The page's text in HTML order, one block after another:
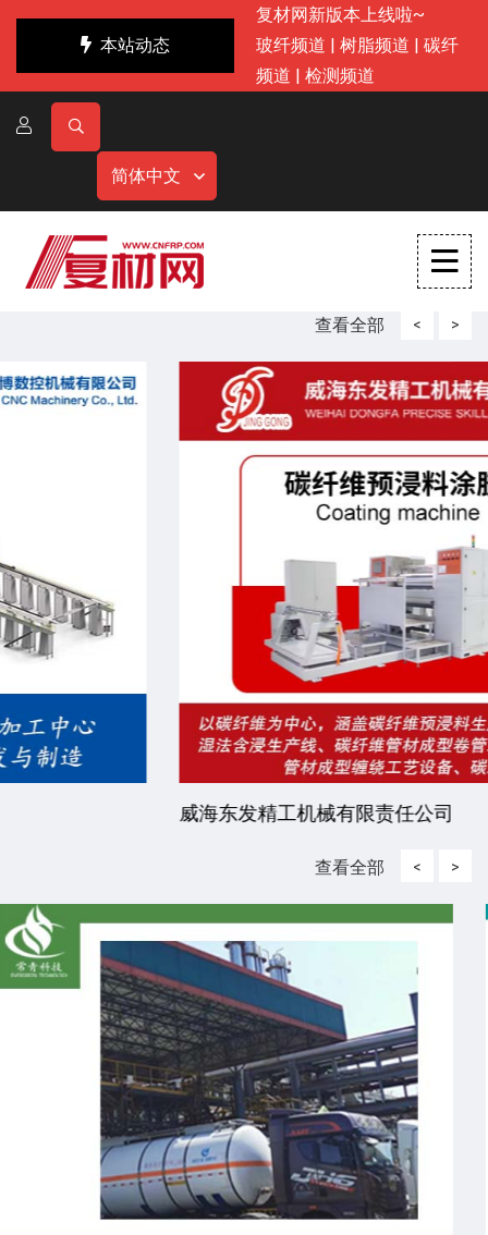
本站动态
复材网新版本上线啦~
玻纤频道 | 树脂频道 | 碳纤
频道 | 检测频道
简体中文
查看全部 <
威海东发精工机械有限责任公司
>
查看全部 < >